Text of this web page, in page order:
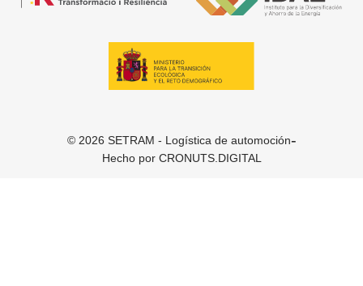
© 2026 SETRAM - Logística de automoción-
Hecho por CRONUTS.DIGITAL